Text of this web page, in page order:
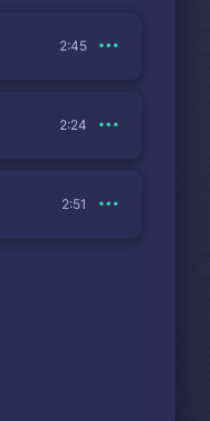
2:45
2:24
2:51